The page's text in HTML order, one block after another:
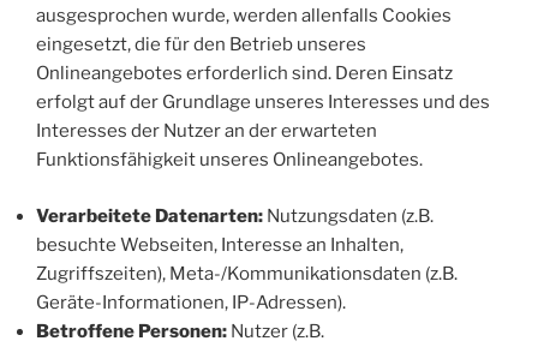
ausgesprochen wurde, werden allenfalls Cookies
eingesetzt, die für den Betrieb unseres
Onlineangebotes erforderlich sind. Deren Einsatz
erfolgt auf der Grundlage unseres Interesses und des
Interesses der Nutzer an der erwarteten
Funktionsfähigkeit unseres Onlineangebotes.
Verarbeitete Datenarten: Nutzungsdaten (z.B.
besuchte Webseiten, Interesse an Inhalten,
Zugriffszeiten), Meta-/Kommunikationsdaten (z.B.
Geräte-Informationen, IP-Adressen).
Betroffene Personen: Nutzer (z.B.